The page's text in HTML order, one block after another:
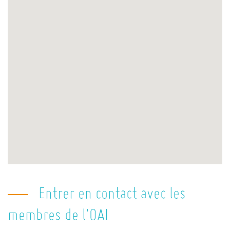
Entrer en contact avec les
membres de l'OAI